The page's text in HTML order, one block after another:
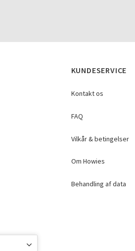
KUNDESERVICE
Kontakt os
FAQ
Vilkår & betingelser
Om Howies
Behandling af data